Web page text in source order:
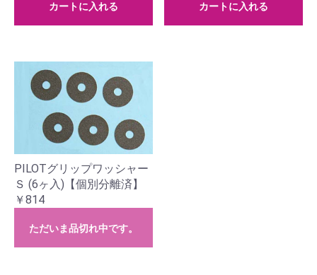
カートに入れる カートに入れる
PILOTグリップワッシャー
Ｓ (6ヶ入)【個別分離済】
￥814
ただいま品切れ中です。